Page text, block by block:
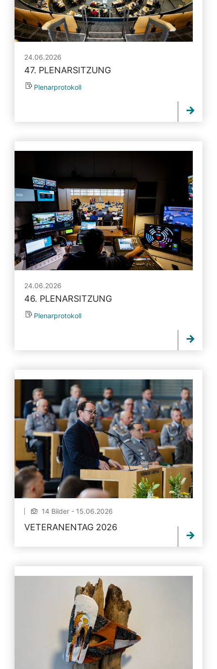
24.06.2026
47. PLENARSITZUNG
Plenarprotokoll
24.06.2026
46. PLENARSITZUNG
Plenarprotokoll
14 Bilder - 15.06.2026
VETERANENTAG 2026